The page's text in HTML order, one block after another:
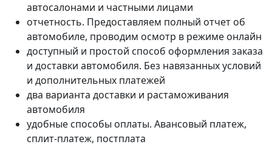
автосалонами и частными лицами
отчетность. Предоставляем полный отчет об
автомобиле, проводим осмотр в режиме онлайн
доступный и простой способ оформления заказа
и доставки автомобиля. Без навязанных условий
и дополнительных платежей
два варианта доставки и растаможивания
автомобиля
удобные способы оплаты. Авансовый платеж,
сплит-платеж, постплата